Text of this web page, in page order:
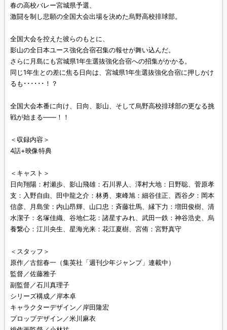
春の高校バレー宮城県予選、
激闘を制し悲願の全国大会出場を決めた烏野高校排球部。
全国大会を控えた彼らのもとに、
影山の全日本ユース強化合宿召集の報せが舞い込んだ。
さらに月島にも宮城県1年生選抜強化合宿への招集がかかる。
同じ1年生との差に焦る日向は、宮城県1年生選抜強化合宿に押しかけ
るも･･････！？
全国大会本番に向け、日向、影山、そして烏野高校排球部の更なる挑
戦が始まる――！！
＜収録内容＞
4話+映像特典
＜キャスト＞
日向翔陽：村瀬歩、影山飛雄：石川界人、澤村大地：日野聡、菅原孝
支：入野自由、田中龍之介：林勇、東峰旭：細谷佳正、西谷夕：岡本
信彦、月島蛍：内山昂輝、山口忠：斉藤壮馬、縁下力：増田俊樹、清
水潔子：名塚佳織、谷地仁花：諸星すみれ、武田一鉄：神谷浩史、烏
養繋心：江川央生、星海光来：花江夏樹、宮侑：宮野真守
＜スタッフ＞
原作／古舘春一（集英社「週刊少年ジャンプ」連載中）
監督／佐藤雅子
副監督／石川真理子
シリーズ構成／岸本卓
キャラクターデザイン／岸田隆宏
プロップデザイン／米川麻衣